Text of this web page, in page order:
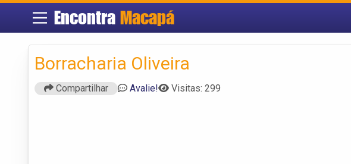
Encontra Macapá
Borracharia Oliveira
Compartilhar Avalie! Visitas: 299